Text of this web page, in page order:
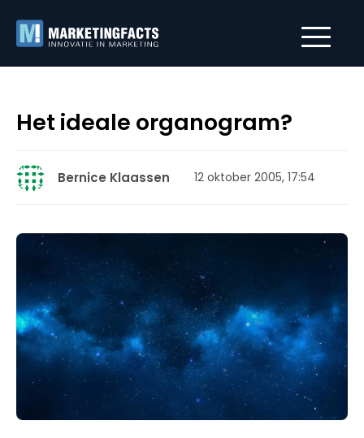
Het ideale organogram?
Bernice Klaassen 12 oktober 2005, 17:54